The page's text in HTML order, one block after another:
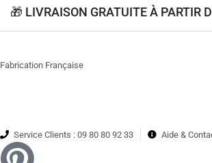
🎁 LIVRAISON GRATUITE À PARTIR
Fabrication Française
Service Clients : 09 80 80 92 33 Aide &